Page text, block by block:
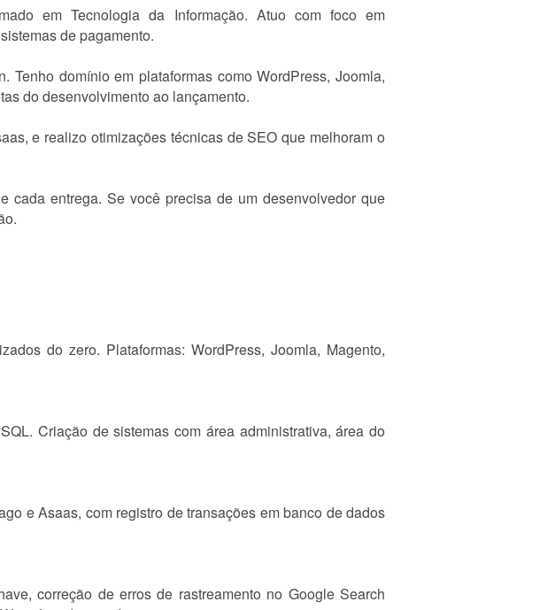
em Tecnologia da Informação. Atuo com foco em
de pagamento.
Tenho domínio em plataformas como WordPress, Joomla,
do desenvolvimento ao lançamento.
e realizo otimizações técnicas de SEO que melhoram o
cada entrega. Se você precisa de um desenvolvedor que
do zero. Plataformas: WordPress, Joomla, Magento,
Criação de sistemas com área administrativa, área do
e Asaas, com registro de transações em banco de dados
correção de erros de rastreamento no Google Search